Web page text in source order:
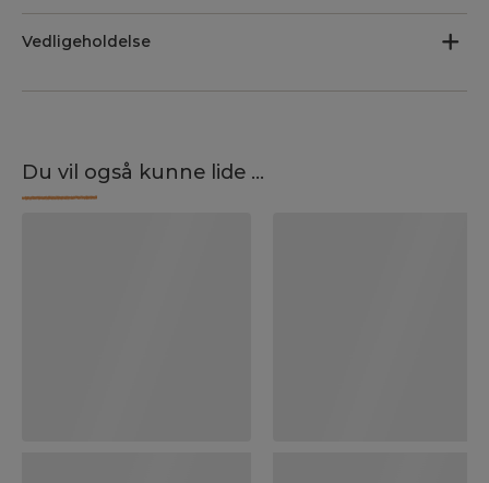
Vedligeholdelse
Du vil også kunne lide ...